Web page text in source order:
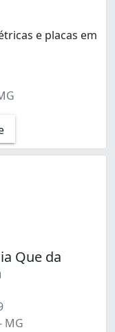
e placas em
Que da
MG